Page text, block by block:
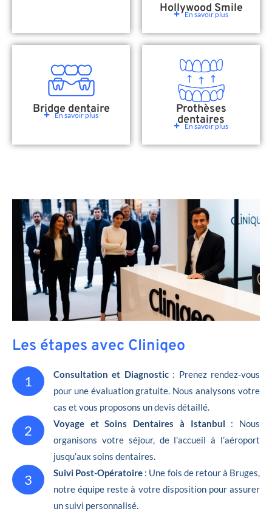
Hollywood Smile
En savoir plus
Bridge dentaire
En savoir plus Prothèses
dentaires
En savoir plus
Les étapes avec Cliniqeo
1 Consultation et Diagnostic: Prenez rendez-vous
pour une évaluation gratuite. Nous analysons votre
cas et vous proposons un devis détaillé.
2 Voyage et Soins Dentaires à Istanbul : Nous
organisons votre séjour, de l’accueil à l’aéroport
jusqu’aux soins dentaires.
3 Suivi Post-Opératoire : Une fois de retour à Bruges,
notre équipe reste à votre disposition pour assurer
un suivi personnalisé.